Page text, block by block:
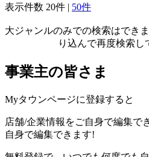
表示件数 20件 | 50件
大ジャンルのみでの検索はでき
り込んで再度検索し
事業主の皆さま
Myタウンページに登録すると
店舗/企業情報をご自身で編集で
自身で編集できます!